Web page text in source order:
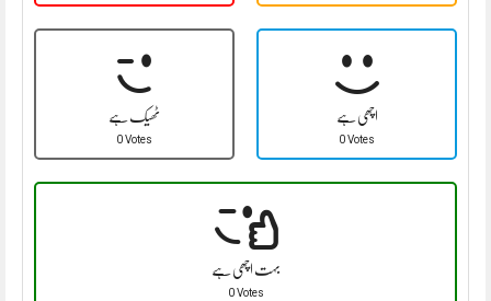
ٹھیک ہے
0 Votes
اچھی ہے
0 Votes
بہت اچھی ہے
0 Votes